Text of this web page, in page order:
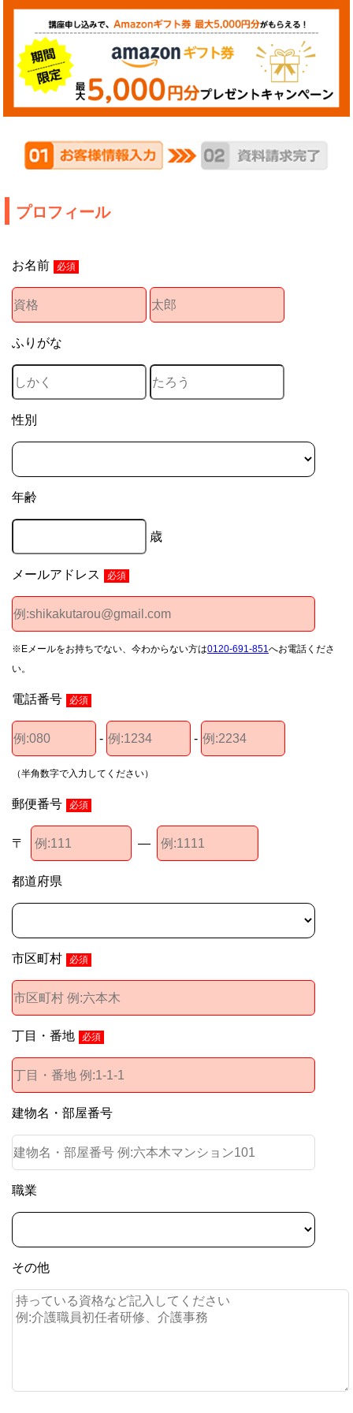
プロフィール
お名前 必須
ふりがな
性別
年齢
歳
メールアドレス 必須
※Eメールをお持ちでない、今わからない方は0120-691-851へお電話くださ
い。
電話番号 必須
- -
（半角数字で入力してください）
郵便番号 必須
〒 ―
都道府県
市区町村 必須
丁目・番地 必須
建物名・部屋番号
職業
その他